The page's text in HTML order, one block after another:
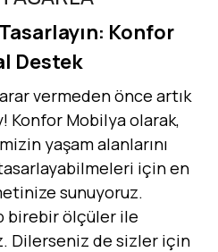
Konfor
Destek
vermeden önce artık
Konfor Mobilya olarak,
yaşam alanlarını
için en
sunuyoruz.
birebir ölçüler ile
Dilerseniz de sizler için